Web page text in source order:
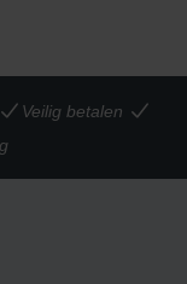
Veilig betalen